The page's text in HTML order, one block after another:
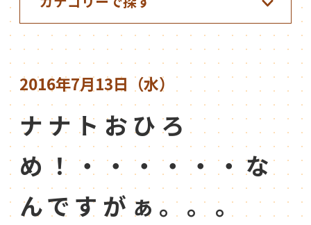
2016年7月13日（水）
ナナトおひろ
め！・・・・・・な
んですがぁ。。。